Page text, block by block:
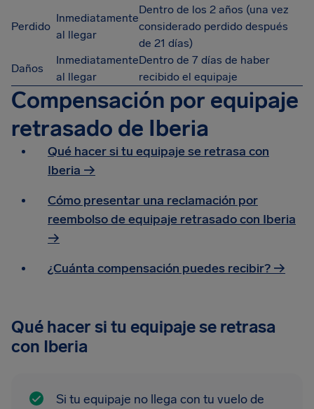
Perdido
Inmediatamente
al llegar
Dentro de los 2 años (una vez
considerado perdido después
de 21 días)
Daños
Inmediatamente
al llegar
Dentro de 7 días de haber
recibido el equipaje
Compensación por equipaje
retrasado de Iberia
Qué hacer si tu equipaje se retrasa con
Iberia →
Cómo presentar una reclamación por
reembolso de equipaje retrasado con Iberia
→
¿Cuánta compensación puedes recibir? →
Qué hacer si tu equipaje se retrasa
con Iberia
Si tu equipaje no llega con tu vuelo de